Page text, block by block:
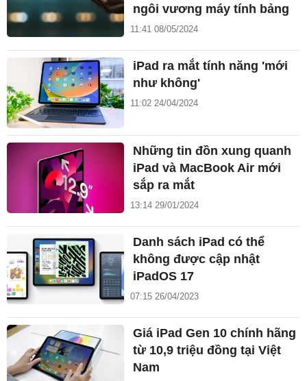
ngôi vương máy tính bảng
11:41 08/05/2024
iPad ra mắt tính năng 'mới
như không'
11:02 24/04/2024
Những tin đồn xung quanh
iPad và MacBook Air mới
sắp ra mắt
13:14 29/01/2024
Danh sách iPad có thể
không được cập nhật
iPadOS 17
07:15 26/04/2023
Giá iPad Gen 10 chính hãng
từ 10,9 triệu đồng tại Việt
Nam